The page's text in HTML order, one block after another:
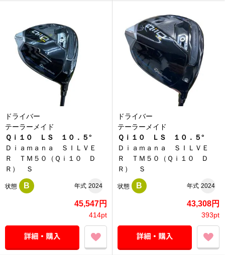
ドライバー
テーラーメイド
Ｑｉ１０ ＬＳ １０．５°
Ｄｉａｍａｎａ ＳＩＬＶＥ
Ｒ ＴＭ５０（Ｑｉ１０ Ｄ
Ｒ） Ｓ
状態 B 年式 2024
45,547円
414pt
ドライバー
テーラーメイド
Ｑｉ１０ ＬＳ １０．５°
Ｄｉａｍａｎａ ＳＩＬＶＥ
Ｒ ＴＭ５０（Ｑｉ１０ Ｄ
Ｒ） Ｓ
状態 B 年式 2024
43,308円
393pt